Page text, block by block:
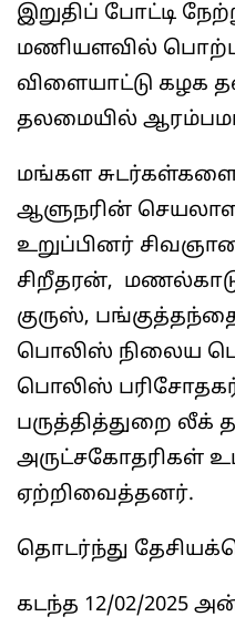
இறுதிப் போட்டி
மணியளவில்
விளையாட்டு கழக
தலமையில்
மங்கள
ஆளுநரின்
உறுப்பினர்
சிறீதரன்,
குருஸ்,
பொலிஸ் நிலைய
பொலிஸ் பரிசோதகர்
பருத்தித்துறை
அருட்சகோதரிகள்
ஏற்றிவைத்தனர்.
தொடர்ந்து
கடந்த 12/02/2025